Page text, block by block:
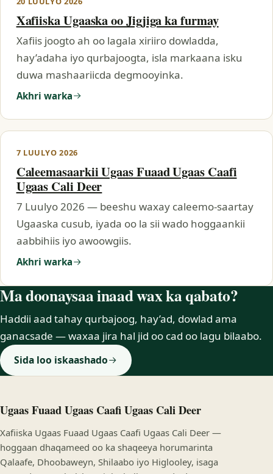
Xafiiska Ugaaska oo Jigjiga ka furmay
Xafiis joogto ah oo lagala xiriiro dowladda,
hay’adaha iyo qurbajoogta, isla markaana isku
duwa mashaariicda degmooyinka.
Akhri warka
7 LUULYO 2026
Caleemasaarkii Ugaas Fuaad Ugaas Caafi
Ugaas Cali Deer
7 Luulyo 2026 — beeshu waxay caleemo-saartay
Ugaaska cusub, iyada oo la sii wado hoggaankii
aabbihiis iyo awoowgiis.
Akhri warka
Ma doonaysaa inaad wax ka qabato?
Haddii aad tahay qurbajoog, hay’ad, dowlad ama
ganacsade — waxaa jira hal jid oo cad oo lagu bilaabo.
Sida loo iskaashado
Ugaas Fuaad Ugaas Caafi Ugaas Cali Deer
Xafiiska Ugaas Fuaad Ugaas Caafi Ugaas Cali Deer —
hoggaan dhaqameed oo ka shaqeeya horumarinta
Qalaafe, Dhoobaweyn, Shilaabo iyo Higlooley, isaga